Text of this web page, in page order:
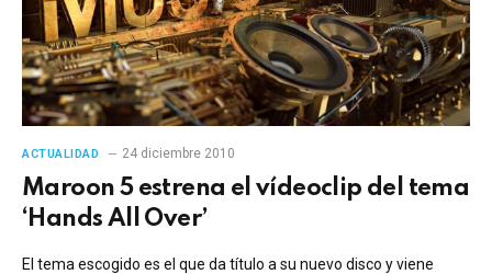
ACTUALIDAD 24 diciembre 2010
Maroon 5 estrena el vídeoclip del tema
‘Hands All Over’
El tema escogido es el que da título a su nuevo disco y viene